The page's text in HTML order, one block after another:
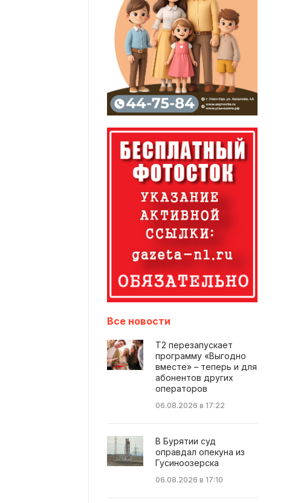
Все новости
Т2 перезапускает
программу «Выгодно
вместе» – теперь и для
абонентов других
операторов
06.08.2026 в 17:22
В Бурятии суд
оправдал опекуна из
Гусиноозерска
06.08.2026 в 17:10